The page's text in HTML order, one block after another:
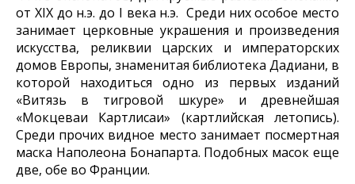
от XIX до н.э. до I века н.э. Среди них особое место
занимает церковные украшения и произведения
искусства, реликвии царских и императорских
домов Европы, знаменитая библиотека Дадиани, в
которой находиться одно из первых изданий
«Витязь в тигровой шкуре» и древнейшая
«Мокцеваи Картлисаи» (картлийская летопись).
Среди прочих видное место занимает посмертная
маска Наполеона Бонапарта. Подобных масок еще
две, обе во Франции.